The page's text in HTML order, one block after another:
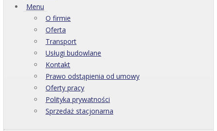
Menu
O firmie
Oferta
Transport
Usługi budowlane
Kontakt
Prawo odstąpienia od umowy
Oferty pracy
Polityka prywatności
Sprzedaż stacjonarna